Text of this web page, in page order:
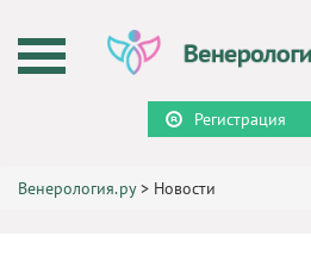
Регистрация
Венерология.ру> Новости